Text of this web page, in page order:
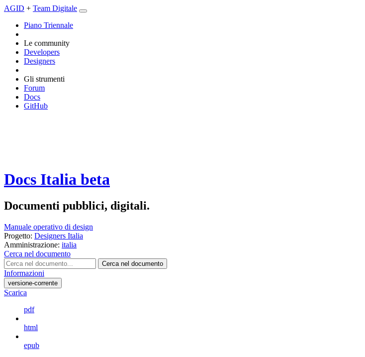
AGID + Team Digitale
Piano Triennale
Le community
Developers
Designers
Gli strumenti
Forum
Docs
GitHub
Docs Italia beta
Documenti pubblici, digitali.
Manuale operativo di design
Progetto: Designers Italia
Amministrazione: italia
Cerca nel documento
Cerca nel documento
Informazioni
versione-corrente
Scarica
pdf
html
epub